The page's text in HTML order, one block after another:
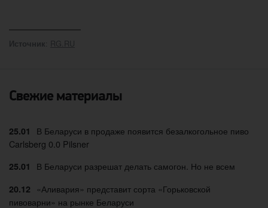
Источник RG.RU
Свежие материалы
25.01
В Беларуси в продаже появится безалкогольное пиво
Carlsberg 0.0 Pilsner
25.01 В Беларуси разрешат делать самогон. Но не всем
20.12
«Аливария» представит сорта «Горьковской
пивоварни» на рынке Беларуси